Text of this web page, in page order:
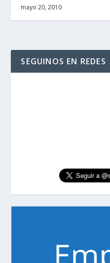
mayo 20, 2010
SEGUINOS EN REDES